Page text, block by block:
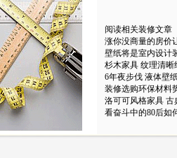
阅读相关装修文章
涨你没商量的房价
壁纸将是室内设计
杉木家具 纹理清
6年夜步伐 液体壁
装修选购环保材料
洛可可风格家具
看奋斗中的80后如